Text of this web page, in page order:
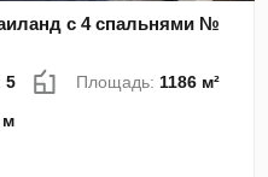
с 4 спальнями №
5 Площадь: 1186 м²
м